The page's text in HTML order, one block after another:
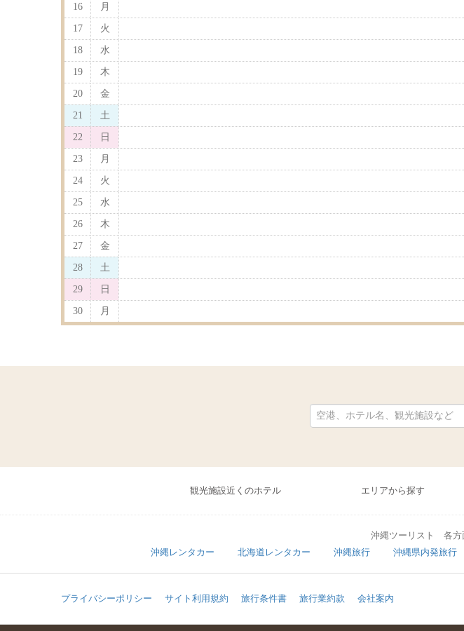
16 月
17 火
18 水
19 木
20 金
21 土
22 日
23 月
24 火
25 水
26 木
27 金
28 土
29 日
30 月
観光施設近くのホテル エリアから探す
沖縄ツーリスト 各方
沖縄レンタカー
北海道レンタカー 沖縄旅行 沖縄県内発旅行
プライバシーポリシー サイト利用規約 旅行条件書 旅行業約款 会社案内